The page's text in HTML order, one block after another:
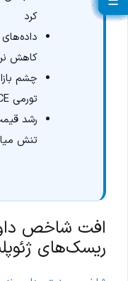
کرد
داده‌های
کاهش
چشم
تورمی PCE و رشد اقتصادی آمریکا
رشد
تنش
افت شاخص
ریسک‌های